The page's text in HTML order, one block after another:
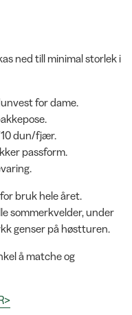
ned till minimal storlek i
for dame.
10 dun/fjær.
passform.
bruk hele året.
sommerkvelder, under
genser på høstturen.
å matche og